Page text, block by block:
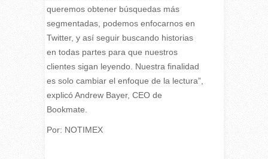
queremos obtener búsquedas más
segmentadas, podemos enfocarnos en
Twitter, y así seguir buscando historias
en todas partes para que nuestros
clientes sigan leyendo. Nuestra finalidad
es solo cambiar el enfoque de la lectura”,
explicó Andrew Bayer, CEO de
Bookmate.
Por: NOTIMEX